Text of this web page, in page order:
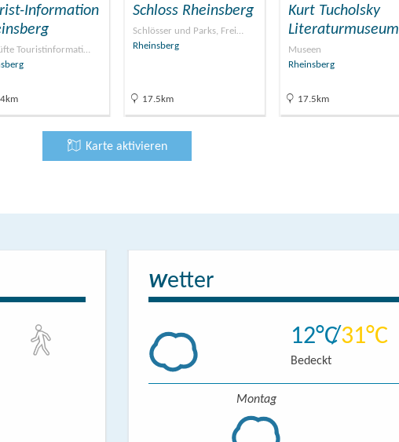
Information
Touristinformati…
Schloss Rheinsberg
Schlösser und Parks, Frei…
Rheinsberg
17.5km
Kurt Tucholsky
Literaturmuseum
Museen
Rheinsberg
17.5km
Karte aktivieren
Wetter
12 31
Bedeckt
Montag